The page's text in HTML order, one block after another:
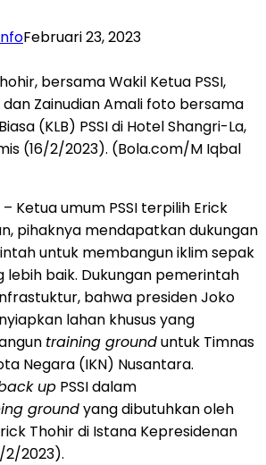
Februari 23, 2023
bersama Wakil Ketua PSSI,
dan Zainudian Amali foto bersama
(KLB) PSSI di Hotel Shangri-La,
(16/2/2023). (Bola.com/M Iqbal
– Ketua umum PSSI terpilih Erick
pihaknya mendapatkan dukungan
untuk membangun iklim sepak
lebih baik. Dukungan pemerintah
bahwa presiden Joko
lahan khusus yang
training grounduntuk Timnas
Negara (IKN) Nusantara.
up PSSI dalam
groundyang dibutuhkan oleh
Thohir di Istana Kepresidenan
2/2023).